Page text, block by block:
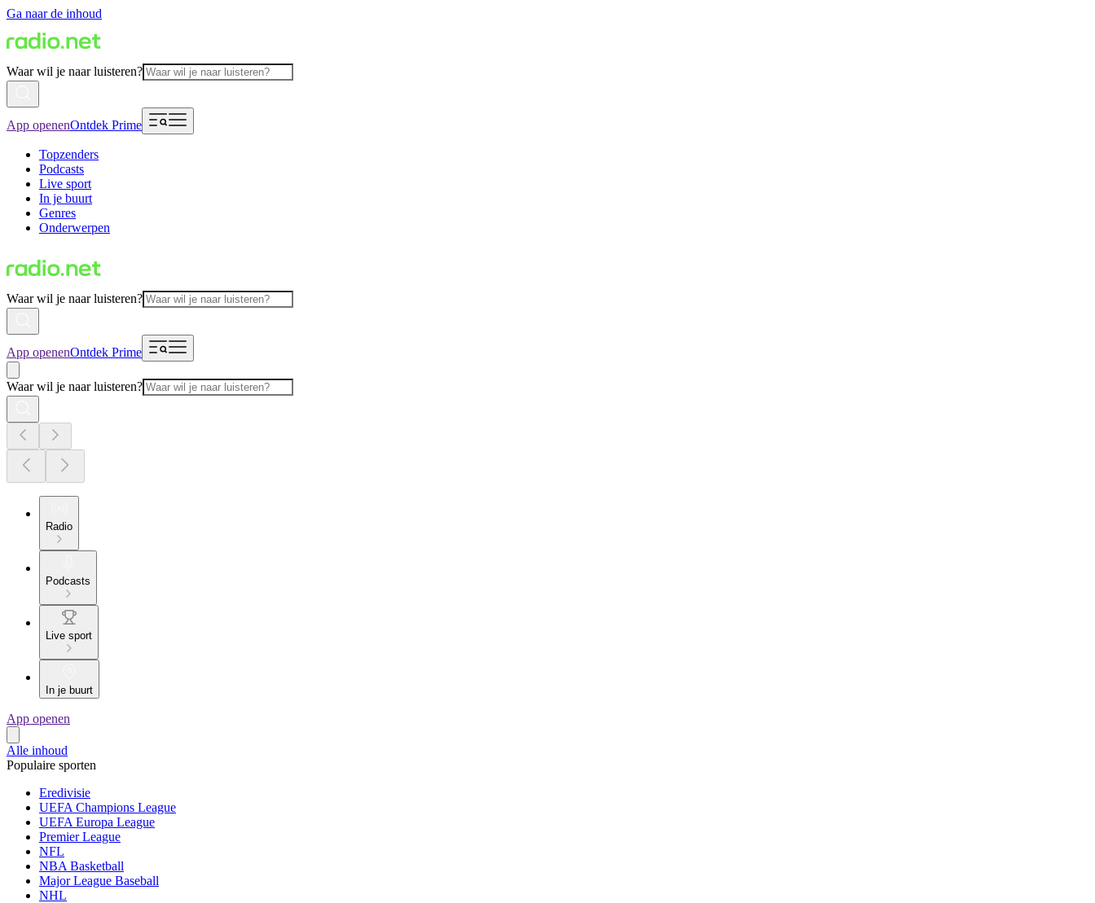
Ga naar de inhoud
Waar wil je naar luisteren?
App openenOntdek Prime
Topzenders
Podcasts
Live sport
In je buurt
Genres
Onderwerpen
Waar wil je naar luisteren?
App openenOntdek Prime
Waar wil je naar luisteren?
Radio
Podcasts
Live sport
In je buurt
App openen
Alle inhoud
Populaire sporten
Eredivisie
UEFA Champions League
UEFA Europa League
Premier League
NFL
NBA Basketball
Major League Baseball
NHL